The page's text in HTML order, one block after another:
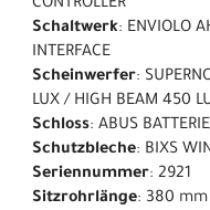
CONTROLLER
Schaltwerk: ENVIOLO
INTERFACE
Scheinwerfer:
LUX / HIGH BEAM 450
Schloss: ABUS
Schutzbleche: BIXS
Seriennummer: 2921
Sitzrohrlänge: 380 mm